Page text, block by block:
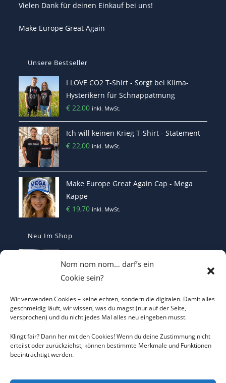
Nom nom nom… darf’s ein
Cookie sein?
Wir verwenden Cookies – keine echten, sondern die digitalen. Damit alles
geschmeidig läuft, wir wissen, was du magst (nur auf der Seite,
versprochen) und du nicht jedes Mal alles neu eingeben musst.
Klingt fair? Dann her mit den Cookies! Wenn du deine Zustimmung nicht
erteilst oder zurückziehst, können bestimmte Merkmale und Funktionen
beeinträchtigt werden.
Vielen Dank für deinen Einkauf bei uns!
Make Europe Great Again
Unsere Bestseller
I LOVE CO2 T-Shirt - Sorgt bei Klima-
Hysterikern für Schnappatmung
€ 22,00 inkl. MwSt.
Ich will keinen Krieg T-Shirt - Statement
€ 22,00 inkl. MwSt.
Make Europe Great Again Cap - Mega
Kappe
€ 19,70 inkl. MwSt.
Neu Im Shop
Kaffetasse - Motiviert in den Morgen
€16,70 inkl. MwSt.
Heterodoxer Extremist - Das provokante
T-Shirt
Make Germany Great Again Mütze -